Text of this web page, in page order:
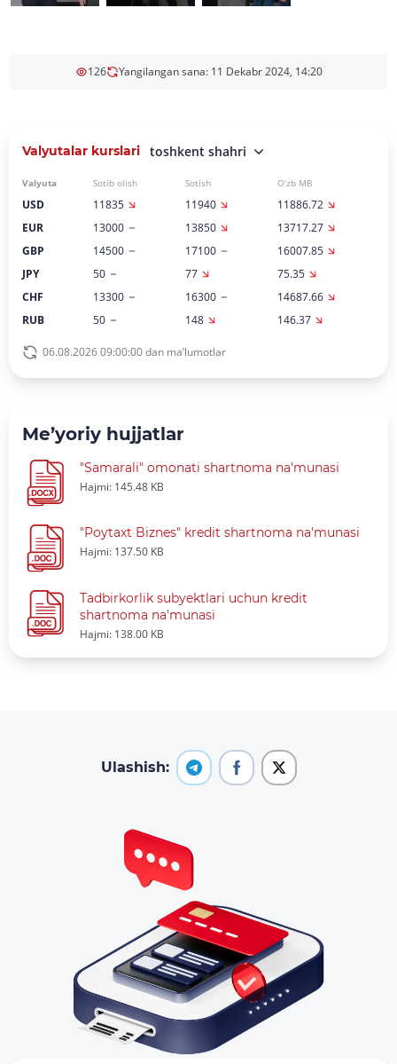
126 Yangilangan sana: 11 Dekabr 2024, 14:20
Valyutalar kurslari toshkent shahri
Valyuta Sotib olish Sotish O‘zb MB
USD 11835 11940
11886.72
EUR
13000 13850
13717.27
GBP
14500 17100
16007.85
JPY
50 77
75.35
CHF
13300 16300
14687.66
RUB
50 148 146.37
06.08.2026 09:00:00 dan ma’lumotlar
Me’yoriy hujjatlar
"Samarali" omonati shartnoma na'munasi
Hajmi: 145.48 KB
"Poytaxt Biznes" kredit shartnoma na'munasi
Hajmi: 137.50 KB
Tadbirkorlik subyektlari uchun kredit
shartnoma na'munasi
Hajmi: 138.00 KB
Ulashish: